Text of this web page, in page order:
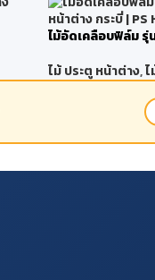
ไม้อัดเคลือบฟิล์ม
ไม้ ประตู หน้าต่าง,